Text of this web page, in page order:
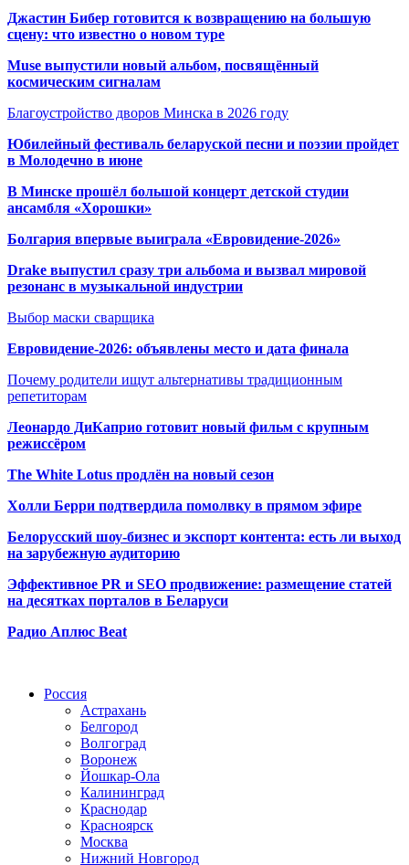
Джастин Бибер готовится к возвращению на большую
сцену: что известно о новом туре
Muse выпустили новый альбом, посвящённый
космическим сигналам
Благоустройство дворов Минска в 2026 году
Юбилейный фестиваль беларуской песни и поэзии пройдет
в Молодечно в июне
В Минске прошёл большой концерт детской студии
ансамбля «Хорошки»
Болгария впервые выиграла «Евровидение-2026»
Drake выпустил сразу три альбома и вызвал мировой
резонанс в музыкальной индустрии
Выбор маски сварщика
Евровидение-2026: объявлены место и дата финала
Почему родители ищут альтернативы традиционным
репетиторам
Леонардо ДиКаприо готовит новый фильм с крупным
режиссёром
The White Lotus продлён на новый сезон
Холли Берри подтвердила помолвку в прямом эфире
Белорусский шоу-бизнес и экспорт контента: есть ли выход
на зарубежную аудиторию
Эффективное PR и SEO продвижение: размещение статей
на десятках порталов в Беларуси
Радио Аплюс Beat
Россия
Астрахань
Белгород
Волгоград
Воронеж
Йошкар-Ола
Калининград
Краснодар
Красноярск
Москва
Нижний Новгород